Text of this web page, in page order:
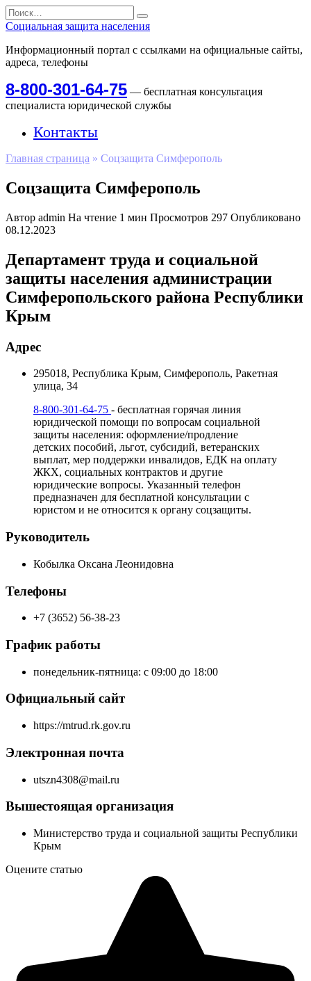
Перейти
к
содержанию
Search
for:
Социальная защита населения
Информационный портал с ссылками на официальные сайты,
адреса, телефоны
8-800-301-64-75 — бесплатная консультация
специалиста юридической службы
Контакты
Главная страница » Соцзащита Симферополь
Соцзащита Симферополь
Автор admin На чтение 1 мин Просмотров 297 Опубликовано
08.12.2023
Департамент труда и социальной
защиты населения администрации
Симферопольского района Республики
Крым
Адрес
295018, Республика Крым, Симферополь, Ракетная
улица, 34
8-800-301-64-75 - бесплатная горячая линия
юридической помощи по вопросам социальной
защиты населения: оформление/продление
детских пособий, льгот, субсидий, ветеранских
выплат, мер поддержки инвалидов, ЕДК на оплату
ЖКХ, социальных контрактов и другие
юридические вопросы. Указанный телефон
предназначен для бесплатной консультации с
юристом и не относится к органу соцзащиты.
Руководитель
Кобылка Оксана Леонидовна
Телефоны
+7 (3652) 56-38-23
График работы
понедельник-пятница: с 09:00 до 18:00
Официальный сайт
https://mtrud.rk.gov.ru
Электронная почта
utszn4308@mail.ru
Вышестоящая организация
Министерство труда и социальной защиты Республики
Крым
Оцените статью